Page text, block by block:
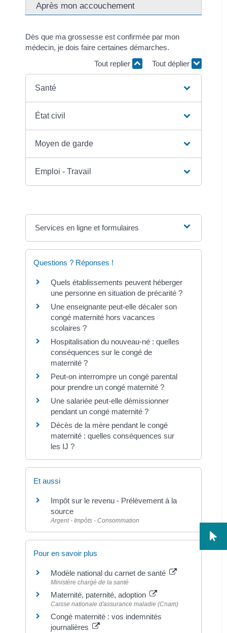
Après mon accouchement
Dès que ma grossesse est confirmée par mon
médecin, je dois faire certaines démarches.
Tout replier
Tout déplier
Santé
État civil
Moyen de garde
Emploi - Travail
Services en ligne et formulaires
Questions ? Réponses !
Quels établissements peuvent héberger
une personne en situation de précarité ?
Une enseignante peut-elle décaler son
congé maternité hors vacances
scolaires ?
Hospitalisation du nouveau-né : quelles
conséquences sur le congé de
maternité ?
Peut-on interrompre un congé parental
pour prendre un congé maternité ?
Une salariée peut-elle démissionner
pendant un congé maternité ?
Décès de la mère pendant le congé
maternité : quelles conséquences sur
les IJ ?
Et aussi
Impôt sur le revenu - Prélèvement à la
source
Argent - Impôts - Consommation
Pour en savoir plus
Modèle national du carnet de santé
Ministère chargé de la santé
Maternité, paternité, adoption
Caisse nationale d'assurance maladie (Cnam)
Congé maternité : vos indemnités
journalières